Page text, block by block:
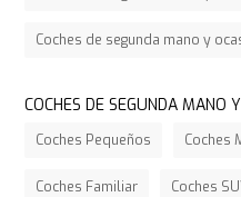
Coches de segunda mano y
COCHES DE SEGUNDA MANO
Coches Pequeños Coches
Coches Familiar Coches